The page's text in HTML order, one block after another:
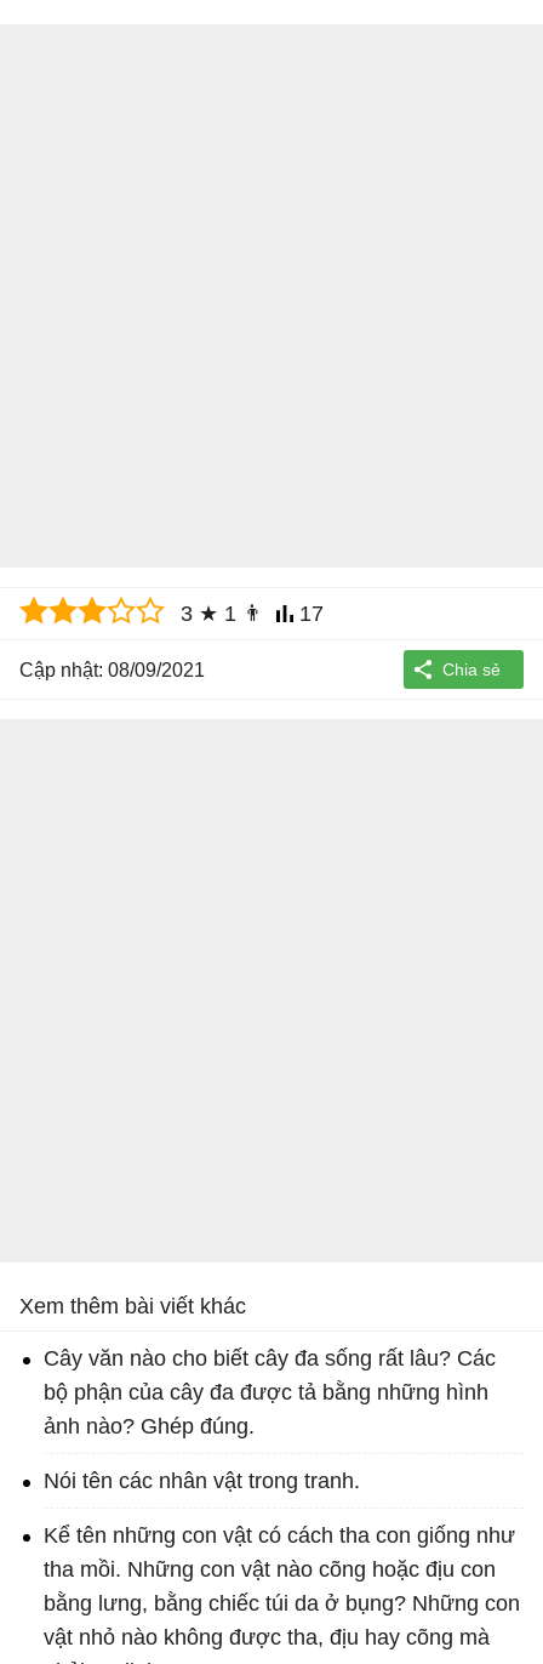
3 ★ 1 👨 17
Cập nhật: 08/09/2021
Xem thêm bài viết khác
Cây văn nào cho biết cây đa sống rất lâu? Các
bộ phận của cây đa được tả bằng những hình
ảnh nào? Ghép đúng.
Nói tên các nhân vật trong tranh.
Kể tên những con vật có cách tha con giống như
tha mồi. Những con vật nào cõng hoặc địu con
bằng lưng, bằng chiếc túi da ở bụng? Những con
vật nhỏ nào không được tha, địu hay cõng mà